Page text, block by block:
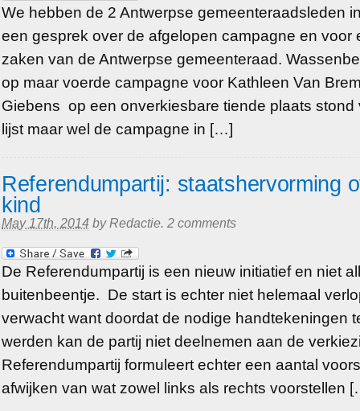
We hebben de 2 Antwerpse gemeenteraadsleden
een gesprek over de afgelopen campagne en voor
zaken van de Antwerpse gemeenteraad.
op maar voerde campagne voor Kathleen Van
Giebens op een onverkiesbare tiende plaats stond
lijst maar wel de campagne in […]
Referendumpartij: staatshervorming
kind
May 17th, 2014 byRedactie. 2 comments
De Referendumpartij is een nieuw initiatief en niet
buitenbeentje. De start is echter niet helemaal
verwacht want doordat de nodige handtekeningen
werden kan de partij niet deelnemen aan de
Referendumpartij formuleert echter een aantal
afwijken van wat zowel links als rechts voorstellen